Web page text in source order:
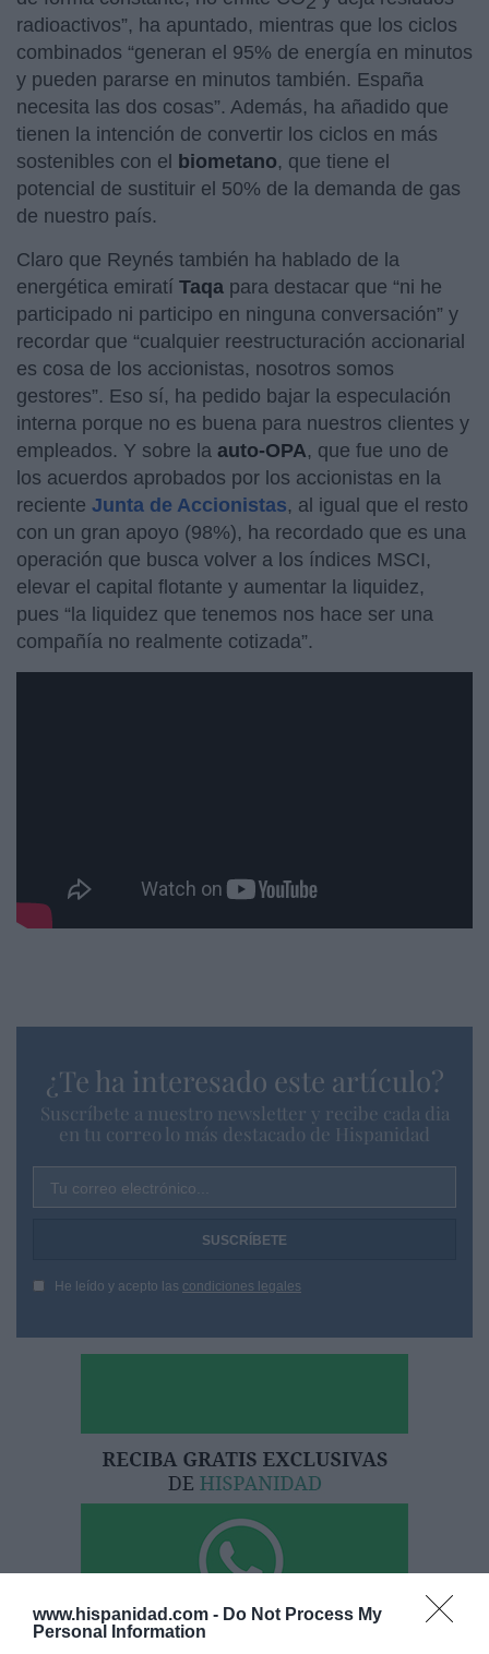
www.hispanidad.com - Do Not Process My
Personal Information
radioactivos”, ha apuntado, mientras que los ciclos
combinados “generan el 95% de energía en minutos
y pueden pararse en minutos también. España
necesita las dos cosas”. Además, ha añadido que
tienen la intención de convertir los ciclos en más
sostenibles con el biometano, que tiene el
potencial de sustituir el 50% de la demanda de gas
de nuestro país.
Claro que Reynés también ha hablado de la
energética emiratí Taqa para destacar que “ni he
participado ni participo en ninguna conversación” y
recordar que “cualquier reestructuración accionarial
es cosa de los accionistas, nosotros somos
gestores”. Eso sí, ha pedido bajar la especulación
interna porque no es buena para nuestros clientes y
empleados. Y sobre la auto-OPA, que fue uno de
los acuerdos aprobados por los accionistas en la
reciente Junta de Accionistas, al igual que el resto
con un gran apoyo (98%), ha recordado que es una
operación que busca volver a los índices MSCI,
elevar el capital flotante y aumentar la liquidez,
pues “la liquidez que tenemos nos hace ser una
compañía no realmente cotizada”.
¿Te ha interesado este artículo?
Suscríbete a nuestro newsletter y recibe cada dia
en tu correo lo más destacado de Hispanidad
Tu correo electrónico...
He leído y acepto las condiciones legales